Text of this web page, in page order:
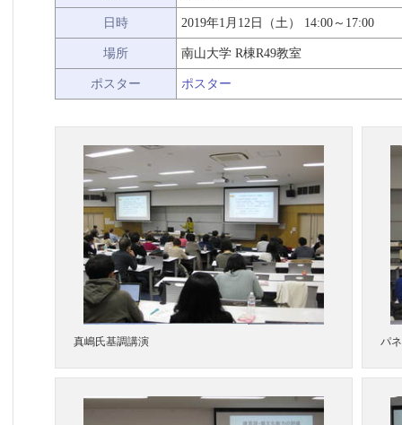
日時 2019年1月12日（土） 14:00～17:00
場所 南山大学 R棟R49教室
ポスター ポスター
真嶋氏基調講演 パ